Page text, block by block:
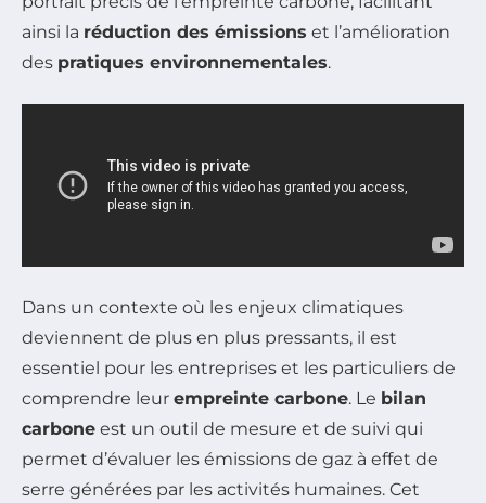
ainsi la réduction des émissions et l’amélioration
des pratiques environnementales.
Dans un contexte où les enjeux climatiques
deviennent de plus en plus pressants, il est
essentiel pour les entreprises et les particuliers de
comprendre leur empreinte carbone. Le bilan
carbone est un outil de mesure et de suivi qui
permet d’évaluer les émissions de gaz à effet de
serre générées par les activités humaines. Cet